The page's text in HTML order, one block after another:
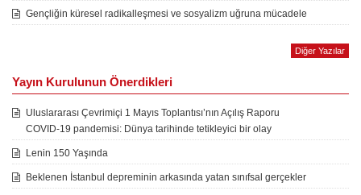
Gençliğin küresel radikalleşmesi ve sosyalizm uğruna mücadele
Diğer Yazılar
Yayın Kurulunun Önerdikleri
Uluslararası Çevrimiçi 1 Mayıs Toplantısı’nın Açılış Raporu
COVID-19 pandemisi: Dünya tarihinde tetikleyici bir olay
Lenin 150 Yaşında
Beklenen İstanbul depreminin arkasında yatan sınıfsal gerçekler